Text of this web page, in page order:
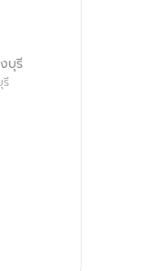
บุรี
รี